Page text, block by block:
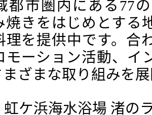
都市圏内にある77
焼きをはじめとする
理を提供中です。合
モーション活動、イ
ざまな取り組みを
虹ケ浜海水浴場 渚の